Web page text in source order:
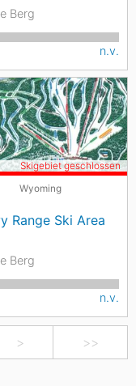
Berg
n.v.
Wyoming
Range Ski Area
Skigebiet geschlossen
Berg
n.v.
> >>